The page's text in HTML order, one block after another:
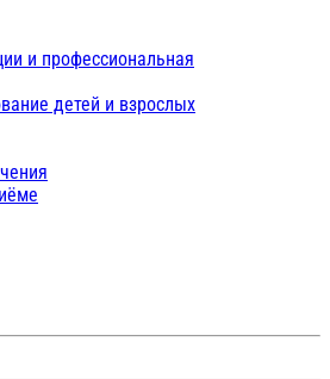
и профессиональная
детей и взрослых